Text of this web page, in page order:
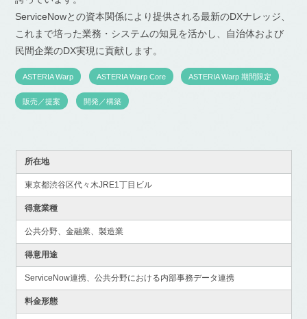
ServiceNowとの資本関係により提供される最新のDXナレッジ、
これまで培った業務・システムの知見を活かし、自治体および
民間企業のDX実現に貢献します。
ASTERIA Warp ASTERIA Warp Core ASTERIA Warp 期間限定
販売／提案 開発／構築
所在地
東京都渋谷区代々木JRE1丁目ビル
得意業種
公共分野、金融業、製造業
得意用途
ServiceNow連携、公共分野における内部事務データ連携
料金形態